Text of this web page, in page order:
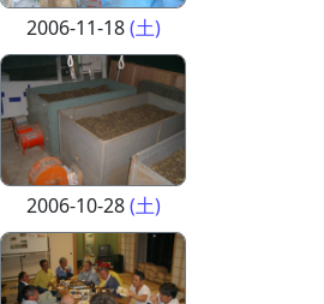
2006-11-18(土)
2006-10-28(土)